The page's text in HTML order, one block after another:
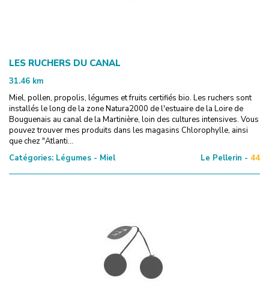
LES RUCHERS DU CANAL
31.46 km
Miel, pollen, propolis, légumes et fruits certifiés bio. Les ruchers sont
installés le long de la zone Natura2000 de l'estuaire de la Loire de
Bouguenais au canal de la Martinière, loin des cultures intensives. Vous
pouvez trouver mes produits dans les magasins Chlorophylle, ainsi
que chez "Atlanti...
Catégories: Légumes - Miel Le Pellerin - 44